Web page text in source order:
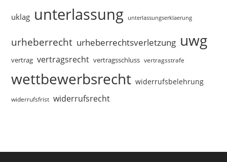
uklag unterlassung unterlassungserklaerung
urheberrecht urheberrechtsverletzung uwg
vertrag vertragsrecht vertragsschluss vertragsstrafe
wettbewerbsrecht widerrufsbelehrung
widerrufsfrist widerrufsrecht